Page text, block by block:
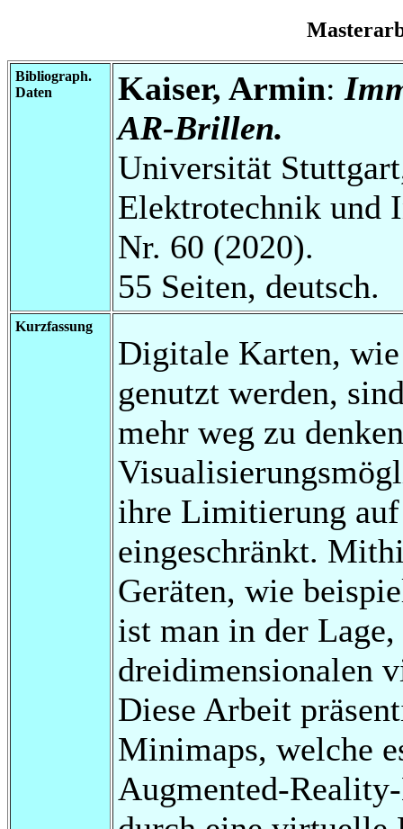
Bibliograph.
Daten
Kaiser, Armin:
AR-Brillen.
Universität
Elektrotechnik und
Nr. 60 (2020).
55 Seiten, deutsch.
Kurzfassung
Digitale Karten,
genutzt werden,
mehr weg zu
ihre Limitierung
eingeschränkt.
Geräten, wie
ist man in der
dreidimensionalen
Diese Arbeit
Minimaps, welche
Augmented-